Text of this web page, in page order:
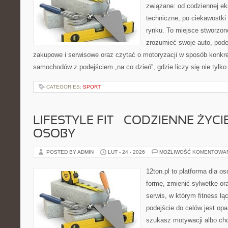
związane: od codziennej
techniczne, po
rynku. To miejsce
zrozumieć swoje auto,
zakupowe i serwisowe oraz czytać o motoryzacji w sposób
samochodów z podejściem „na co dzień”, gdzie liczy się nie
CATEGORIES: SPORT
LIFESTYLE FIT – CODZIENNE
OSOBY
POSTED BY ADMIN LUT - 24 - 2026 MOŻLIWOŚĆ
12ton.pl to platforma dla
formę, zmienić sylwetkę
serwis, w którym fitness
podejście do celów jest
szukasz motywacji albo